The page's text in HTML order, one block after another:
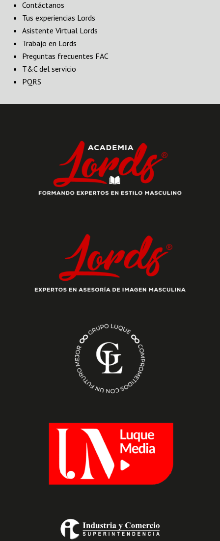
Contáctanos
Tus experiencias Lords
Asistente Virtual Lords
Trabajo en Lords
Preguntas frecuentes FAC
T&C del servicio
PQRS